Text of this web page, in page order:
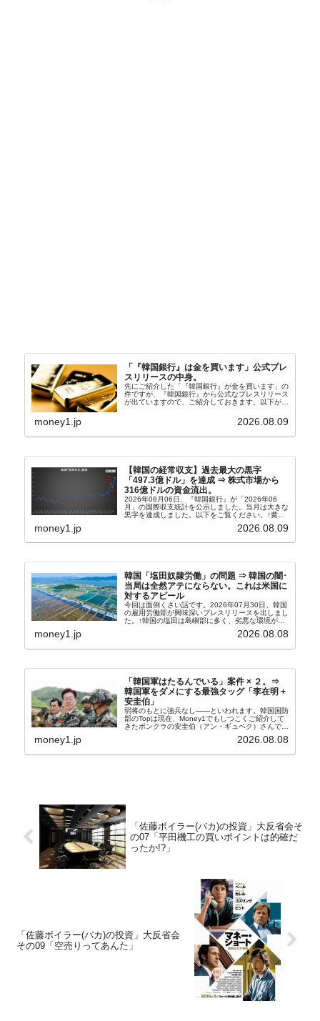
「『韓国銀行』は金を買います」公式プレ
スリリースの中身。
先にご紹介した「『韓国銀行』が金を買います」の
件ですが、『韓国銀行』から公式なプレスリリース
が出ていますので、ご紹介しておきます。以下が全
れ協力体制を構築□『韓国銀行』は、国内生産金の
money1.jp 2026.08.09
【韓国の経常収支】過去最大の黒字
「497.3億ドル」を達成 ⇒ 株式市場から
316億ドルの資金流出。
2026年08月06日、『韓国銀行』が「2026年06
月」の国際収支統計を公示しました。当月は大きな
黒字を達成しました。以下をご覧ください。↑黄色
の経常収支です。2026年06月貿易収支：4...
money1.jp 2026.08.09
韓国「塩田奴隷労働」の問題 ⇒ 韓国の闇･
当局は全然アテにならない。これは米国に
対するアピール
今回は面倒くさい話です。2026年07月30日、韓国
の雇用労働部が興味深いプレスリリースを出しまし
た。↑韓国の塩田は島嶼部に多く、劣悪な環境が一
たといわれます（後述）。これは、いわゆる「塩田
money1.jp 2026.08.08
「韓国軍はたるんでいる」案件 × ２。⇒
韓国軍をダメにする最強タッグ「李在明 +
安圭伯」
弱将のもとに強兵なし――といわれます。韓国国防
部のTopは現在、Money1でもしつこくご紹介して
きたボンクラの安圭伯（アン・ギュベク）さんで
さんと「韓国初の文官上がり」の国防部長官安圭伯
money1.jp 2026.08.08
「佐藤ボイラー(バカ)の投資」大反省会そ
の07「平田機工の買いポイントは的確だ
ったか!?」
「佐藤ボイラー(バカ)の投資」大反省会
その09「空売りってあんた」